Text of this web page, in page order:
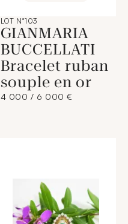
LOT N°103
GIANMARIA
BUCCELLATI
Bracelet ruban
souple en or
4 000 / 6 000 €